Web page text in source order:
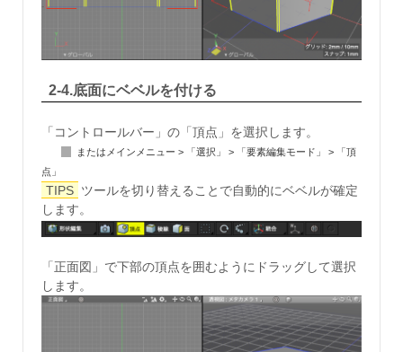
2-4.底面にベベルを付ける
「コントロールバー」の「頂点」を選択します。
またはメインメニュー > 「選択」 > 「要素編集モード」 > 「頂
点」
TIPS ツールを切り替えることで自動的にベベルが確定
します。
「正面図」で下部の頂点を囲むようにドラッグして選択
します。